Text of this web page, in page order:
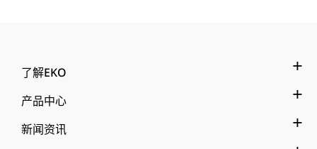
了解EKO
产品中心
新闻资讯